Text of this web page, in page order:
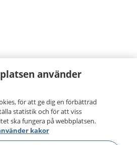
använder
för att ge dig en förbättrad
statistik och för att viss
ska fungera på webbplatsen.
kakor